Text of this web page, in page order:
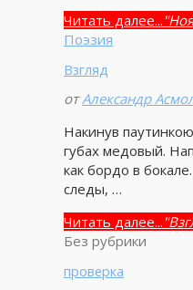
Читать далее...
Поэзия
Взгляд
от Александр
Накинув
губах медовый.
как бордо в
следы, …
Читать далее...
Без рубрики
проверка